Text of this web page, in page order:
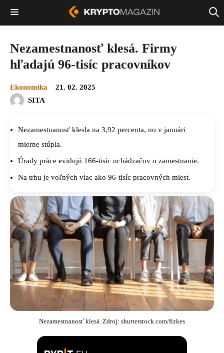
Nezamestnanosť klesá. Firmy
hľadajú 96-tisíc pracovníkov
Ekonomika
21. 02. 2025
SITA
Nezamestnanosť klesla na 3,92 percenta, no v januári
mierne stúpla.
Úrady práce evidujú 166-tisíc uchádzačov o zamestnanie.
Na trhu je voľných viac ako 96-tisíc pracovných miest.
Nezamestnanosť klesá. Zdroj: shutterstock.com/fizkes